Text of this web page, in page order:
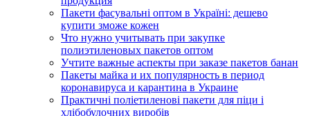
Пакети фасувальні оптом в Україні: дешево
купити зможе кожен
Что нужно учитывать при закупке
полиэтиленовых пакетов оптом
Учтите важные аспекты при заказе пакетов банан
Пакеты майка и их популярность в период
коронавируса и карантина в Украине
Практичні поліетиленові пакети для піци і
хлібобулочних виробів